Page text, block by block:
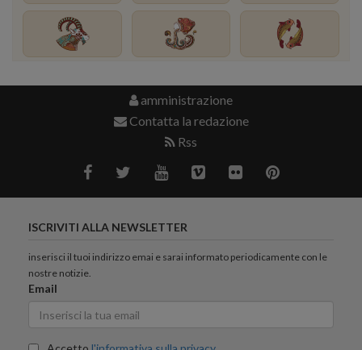
amministrazione
Contatta la redazione
Rss
ISCRIVITI ALLA NEWSLETTER
inserisci il tuoi indirizzo emai e sarai informato periodicamente con le
nostre notizie.
Email